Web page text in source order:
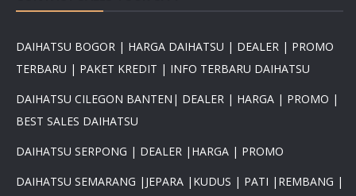
DAIHATSU BOGOR | HARGA DAIHATSU | DEALER | PROMO
TERBARU | PAKET KREDIT | INFO TERBARU DAIHATSU
DAIHATSU CILEGON BANTEN| DEALER | HARGA | PROMO |
BEST SALES DAIHATSU
DAIHATSU SERPONG | DEALER |HARGA | PROMO
DAIHATSU SEMARANG |JEPARA |KUDUS | PATI |REMBANG |